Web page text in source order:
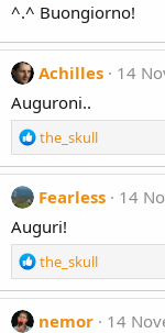
i
o
s
:
^.^ Buongiorno!
Achilles
14
Auguroni..
R
e
a
c
i
o
n
s
:
the_skull
Fearless
14
Auguri!
R
e
a
c
the_skull
nemor
14